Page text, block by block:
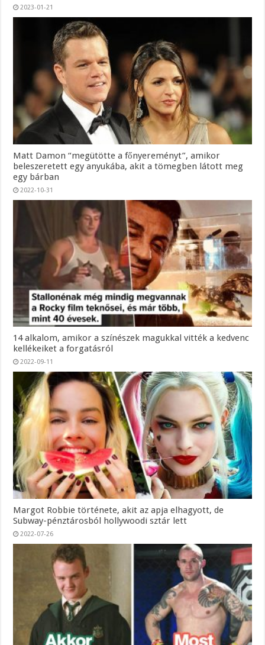
2023-01-21
Matt Damon “megütötte a főnyereményt”, amikor
beleszeretett egy anyukába, akit a tömegben látott meg
egy bárban
2022-10-31
14 alkalom, amikor a színészek magukkal vitték a kedvenc
kellékeiket a forgatásról
2022-09-11
Margot Robbie története, akit az apja elhagyott, de
Subway-pénztárosból hollywoodi sztár lett
2022-07-26